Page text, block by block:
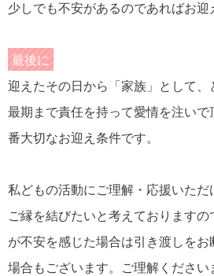
少しでも不安があるのであればお迎
最後に
迎えたその日から「家族」として、
最期まで責任を持って愛情を注いで
番大切なお迎え条件です。
私どもの活動にご理解・応援いた
ご縁を結びたいと考えておりますの
が不安を感じた場合は引き渡しをお
場合もございます。ご理解ください